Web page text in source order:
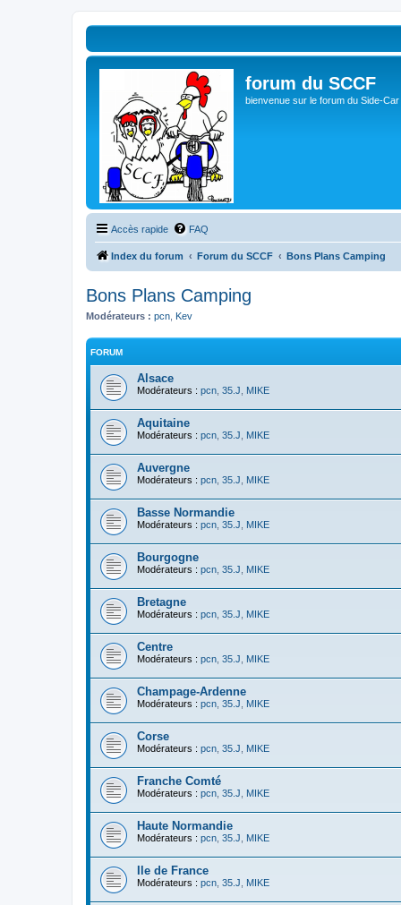
forum du SCCF
bienvenue sur le forum du Side-
Accès rapide FAQ
Index du forum Forum du SCCF Bons Plans Camping
Bons Plans Camping
Modérateurs : pcn Kev
FORUM
Alsace
Modérateurs : pcn 35.J MIKE
Aquitaine
Modérateurs : pcn 35.J MIKE
Auvergne
Modérateurs : pcn 35.J MIKE
Basse Normandie
Modérateurs : pcn 35.J MIKE
Bourgogne
Modérateurs : pcn 35.J MIKE
Bretagne
Modérateurs : pcn 35.J MIKE
Centre
Modérateurs : pcn 35.J MIKE
Champage-Ardenne
Modérateurs : pcn 35.J MIKE
Corse
Modérateurs : pcn 35.J MIKE
Franche Comté
Modérateurs : pcn 35.J MIKE
Haute Normandie
Modérateurs : pcn 35.J MIKE
Ile de France
Modérateurs : pcn 35.J MIKE